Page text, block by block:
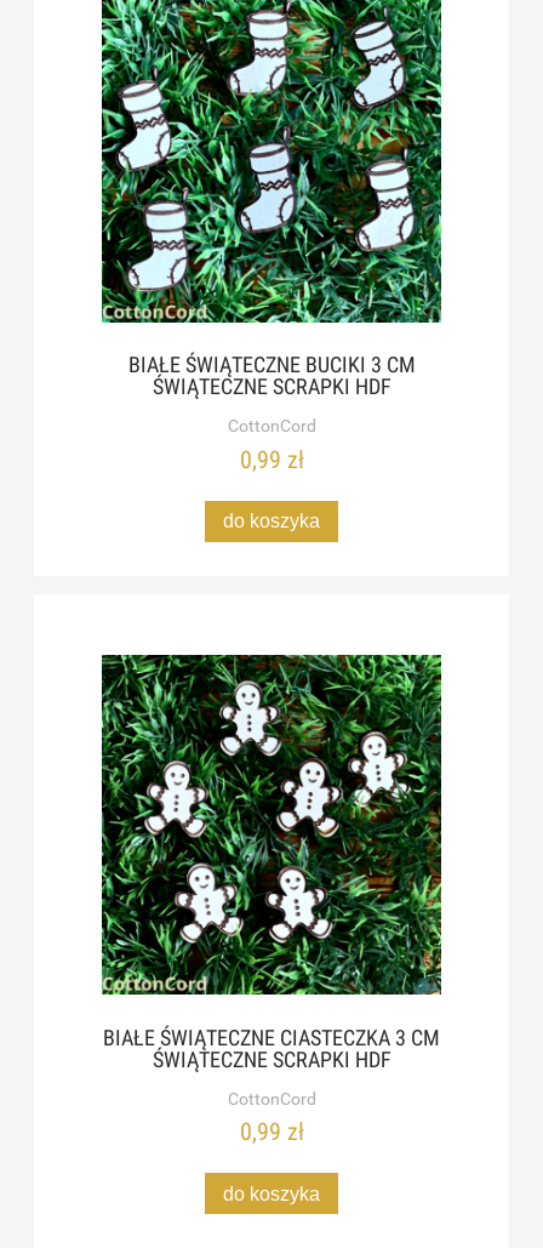
BIAŁE ŚWIĄTECZNE BUCIKI 3 CM
ŚWIĄTECZNE SCRAPKI HDF
CottonCord
0,99 zł
do koszyka
BIAŁE ŚWIĄTECZNE CIASTECZKA 3 CM
ŚWIĄTECZNE SCRAPKI HDF
CottonCord
0,99 zł
do koszyka